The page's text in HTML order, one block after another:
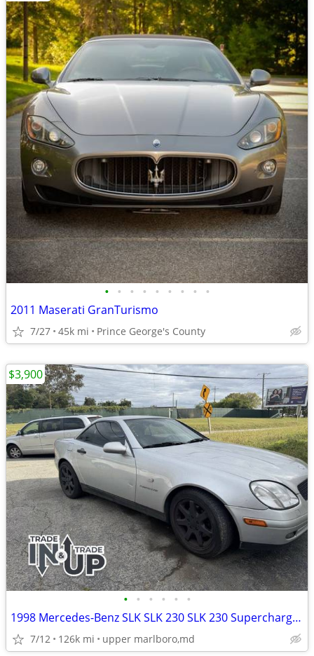
• • • • • • • • •
2011 Maserati GranTurismo
7/27 45k mi Prince George's County
• • • • • •
1998 Mercedes-Benz SLK SLK 230 SLK 230 Supercharged 2dr Convertible Pr
7/12 126k mi upper marlboro,md
$3,900